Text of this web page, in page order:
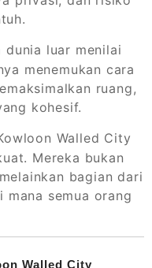
dunia luar menilai
menemukan cara
ruang,
kohesif.
Walled City
Mereka bukan
bagian dari
semua orang
Walled City